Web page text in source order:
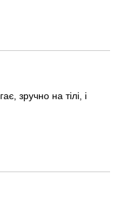
зручно на тілі, і